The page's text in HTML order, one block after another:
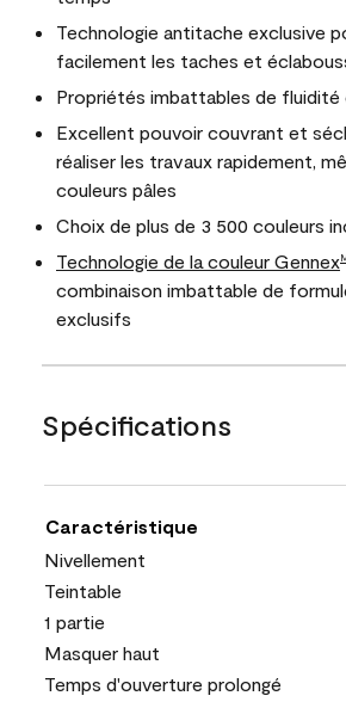
Technologie antitache exclusive
facilement les taches et
Propriétés imbattables de fluidité
Excellent pouvoir couvrant et
réaliser les travaux rapidement,
couleurs pâles
Choix de plus de 3 500 couleurs
Technologie de la couleur Gennex
combinaison imbattable de
exclusifs
Spécifications
Caractéristique
Nivellement
Teintable
1 partie
Masquer haut
Temps d'ouverture prolongé